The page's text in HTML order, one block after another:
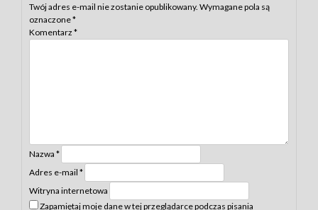
Twój adres e-mail nie zostanie opublikowany. Wymagane pola są
oznaczone*
Komentarz *
Nazwa *
Adres e-mail *
Witryna internetowa
Zapamiętaj moje dane w tej przeglądarce podczas pisania